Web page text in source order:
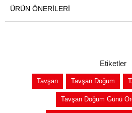
ÜRÜN ÖNERILERI
Etiketler
Tavşan Tavşan Doğum
Tavşan Doğum Günü